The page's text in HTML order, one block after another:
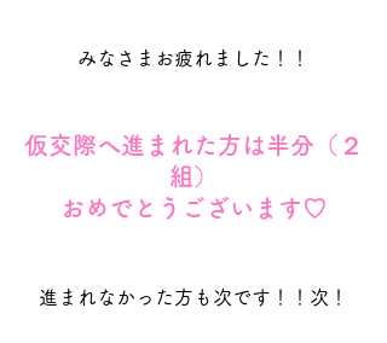
みなさまお疲れました！！
仮交際へ進まれた方は半分（２
組）
おめでとうございます♡
進まれなかった方も次です！！次！